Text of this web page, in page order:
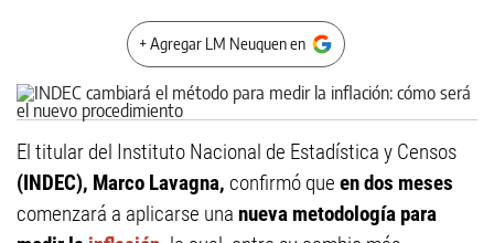
+ Agregar LM Neuquen en
El titular del Instituto Nacional de Estadística y Censos
(INDEC), Marco Lavagna, confirmó que en dos meses
comenzará a aplicarse una nueva metodología para